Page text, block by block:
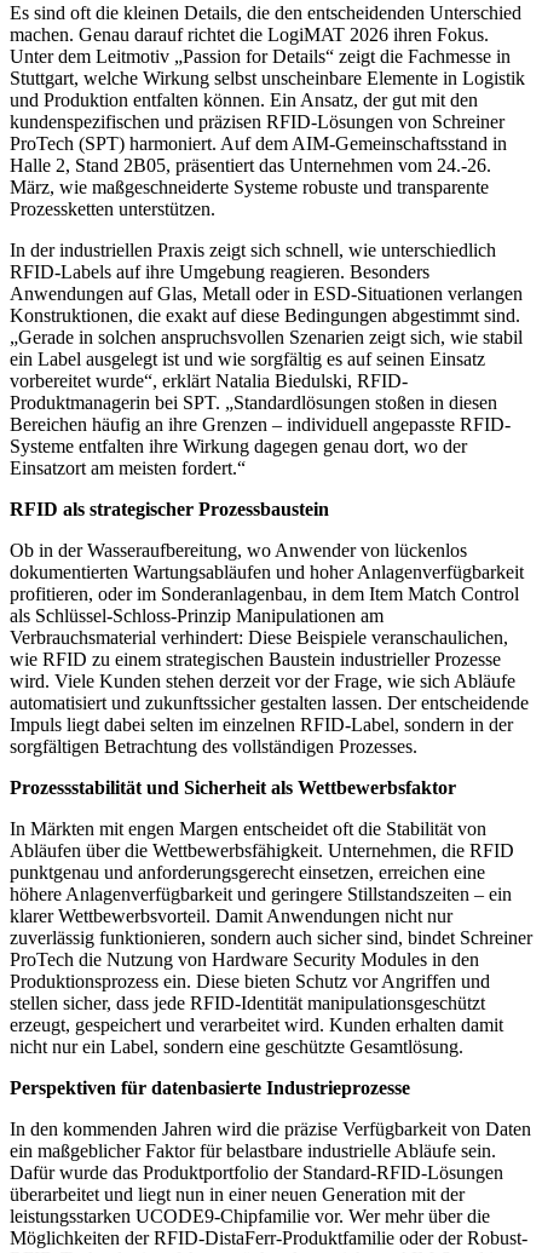
Es sind oft die kleinen Details, die den entscheidenden Unterschied
machen. Genau darauf richtet die LogiMAT 2026 ihren Fokus.
Unter dem Leitmotiv „Passion for Details“ zeigt die Fachmesse in
Stuttgart, welche Wirkung selbst unscheinbare Elemente in Logistik
und Produktion entfalten können. Ein Ansatz, der gut mit den
kundenspezifischen und präzisen RFID-Lösungen von Schreiner
ProTech (SPT) harmoniert. Auf dem AIM-Gemeinschaftsstand in
Halle 2, Stand 2B05, präsentiert das Unternehmen vom 24.-26.
März, wie maßgeschneiderte Systeme robuste und transparente
Prozessketten unterstützen.
In der industriellen Praxis zeigt sich schnell, wie unterschiedlich
RFID-Labels auf ihre Umgebung reagieren. Besonders
Anwendungen auf Glas, Metall oder in ESD-Situationen verlangen
Konstruktionen, die exakt auf diese Bedingungen abgestimmt sind.
„Gerade in solchen anspruchsvollen Szenarien zeigt sich, wie stabil
ein Label ausgelegt ist und wie sorgfältig es auf seinen Einsatz
vorbereitet wurde“, erklärt Natalia Biedulski, RFID-
Produktmanagerin bei SPT. „Standardlösungen stoßen in diesen
Bereichen häufig an ihre Grenzen – individuell angepasste RFID-
Systeme entfalten ihre Wirkung dagegen genau dort, wo der
Einsatzort am meisten fordert.“
RFID als strategischer Prozessbaustein
Ob in der Wasseraufbereitung, wo Anwender von lückenlos
dokumentierten Wartungsabläufen und hoher Anlagenverfügbarkeit
profitieren, oder im Sonderanlagenbau, in dem Item Match Control
als Schlüssel-Schloss-Prinzip Manipulationen am
Verbrauchsmaterial verhindert: Diese Beispiele veranschaulichen,
wie RFID zu einem strategischen Baustein industrieller Prozesse
wird. Viele Kunden stehen derzeit vor der Frage, wie sich Abläufe
automatisiert und zukunftssicher gestalten lassen. Der entscheidende
Impuls liegt dabei selten im einzelnen RFID-Label, sondern in der
sorgfältigen Betrachtung des vollständigen Prozesses.
Prozessstabilität und Sicherheit als Wettbewerbsfaktor
In Märkten mit engen Margen entscheidet oft die Stabilität von
Abläufen über die Wettbewerbsfähigkeit. Unternehmen, die RFID
punktgenau und anforderungsgerecht einsetzen, erreichen eine
höhere Anlagenverfügbarkeit und geringere Stillstandszeiten – ein
klarer Wettbewerbsvorteil. Damit Anwendungen nicht nur
zuverlässig funktionieren, sondern auch sicher sind, bindet Schreiner
ProTech die Nutzung von Hardware Security Modules in den
Produktionsprozess ein. Diese bieten Schutz vor Angriffen und
stellen sicher, dass jede RFID-Identität manipulationsgeschützt
erzeugt, gespeichert und verarbeitet wird. Kunden erhalten damit
nicht nur ein Label, sondern eine geschützte Gesamtlösung.
Perspektiven für datenbasierte Industrieprozesse
In den kommenden Jahren wird die präzise Verfügbarkeit von Daten
ein maßgeblicher Faktor für belastbare industrielle Abläufe sein.
Dafür wurde das Produktportfolio der Standard-RFID-Lösungen
überarbeitet und liegt nun in einer neuen Generation mit der
leistungsstarken UCODE9-Chipfamilie vor. Wer mehr über die
Möglichkeiten der RFID-DistaFerr-Produktfamilie oder der Robust-